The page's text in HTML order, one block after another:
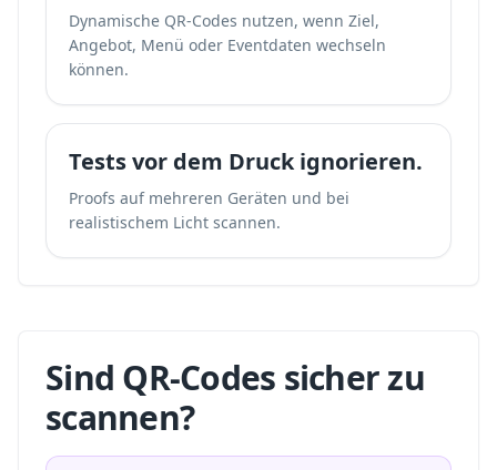
Dynamische QR-Codes nutzen, wenn Ziel,
Angebot, Menü oder Eventdaten wechseln
können.
Tests vor dem Druck ignorieren.
Proofs auf mehreren Geräten und bei
realistischem Licht scannen.
Sind QR-Codes sicher zu
scannen?